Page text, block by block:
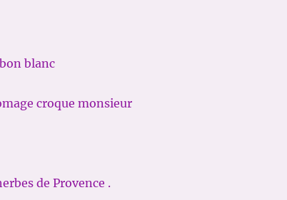
blanc
croque monsieur
de Provence .